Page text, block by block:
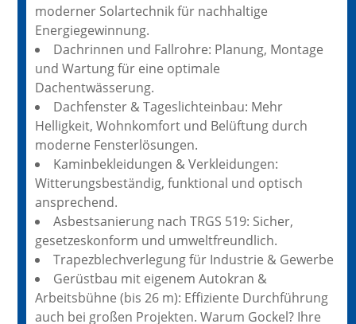
moderner Solartechnik für nachhaltige
Energiegewinnung.
Dachrinnen und Fallrohre: Planung, Montage
und Wartung für eine optimale
Dachentwässerung.
Dachfenster & Tageslichteinbau: Mehr
Helligkeit, Wohnkomfort und Belüftung durch
moderne Fensterlösungen.
Kaminbekleidungen & Verkleidungen:
Witterungsbeständig, funktional und optisch
ansprechend.
Asbestsanierung nach TRGS 519: Sicher,
gesetzeskonform und umweltfreundlich.
Trapezblechverlegung für Industrie & Gewerbe
Gerüstbau mit eigenem Autokran &
Arbeitsbühne (bis 26 m): Effiziente Durchführung
auch bei großen Projekten. Warum Gockel? Ihre